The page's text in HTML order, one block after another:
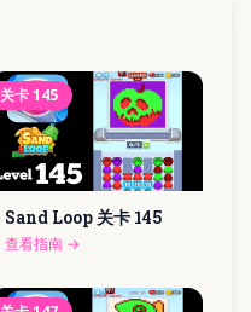
关卡145
Sand Loop 关卡 145
查看指南 →